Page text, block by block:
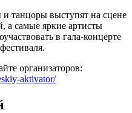
танцоры выступят на сцене
а самые яркие артисты
в гала-концерте
организаторов:
aktivator/